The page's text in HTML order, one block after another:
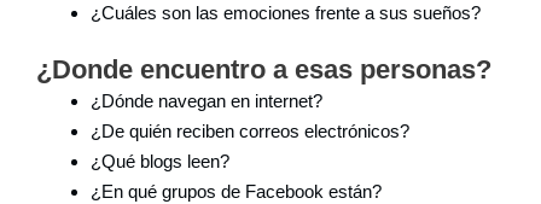
¿Cuáles son las emociones frente a sus sueños?
¿Donde encuentro a esas personas?
¿Dónde navegan en internet?
¿De quién reciben correos electrónicos?
¿Qué blogs leen?
¿En qué grupos de Facebook están?